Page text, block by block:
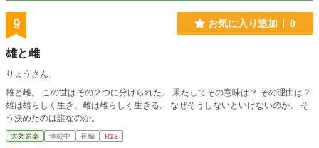
9 お気に入り追加 0
雄と雌
りょうさん
雄と雌。 この世はその２つに分けられた。 果たしてその意味は？ その理由は？
雄は雄らしく生き、雌は雌らしく生きる。 なぜそうしないといけないのか。 そ
う決めたのは誰なのか。
大衆娯楽 連載中 長編 R18